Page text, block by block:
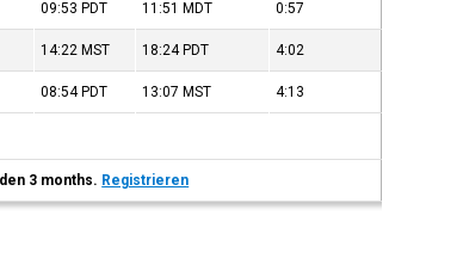
09:53 PDT 11:51 MDT 0:57
14:22 MST 18:24 PDT 4:02
08:54 PDT 13:07 MST 4:13
3 months. Registrieren